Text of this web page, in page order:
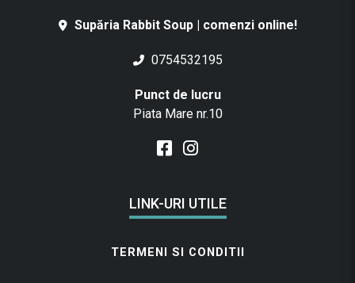
Supăria Rabbit Soup | comenzi online!
0754532195
Punct de lucru
Piata Mare nr.10
LINK-URI UTILE
TERMENI SI CONDITII